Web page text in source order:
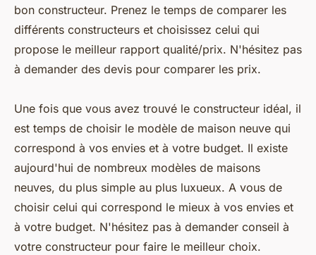
bon constructeur. Prenez le temps de comparer les
différents constructeurs et choisissez celui qui
propose le meilleur rapport qualité/prix. N'hésitez pas
à demander des devis pour comparer les prix.
Une fois que vous avez trouvé le constructeur idéal, il
est temps de choisir le modèle de maison neuve qui
correspond à vos envies et à votre budget. Il existe
aujourd'hui de nombreux modèles de maisons
neuves, du plus simple au plus luxueux. A vous de
choisir celui qui correspond le mieux à vos envies et
à votre budget. N'hésitez pas à demander conseil à
votre constructeur pour faire le meilleur choix.